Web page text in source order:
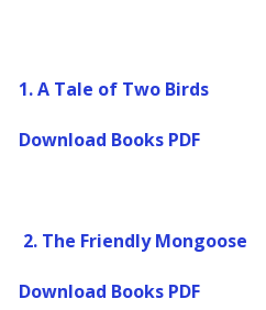
1. A Tale of Two Birds
Download Books PDF
2. The Friendly Mongoose
Download Books PDF